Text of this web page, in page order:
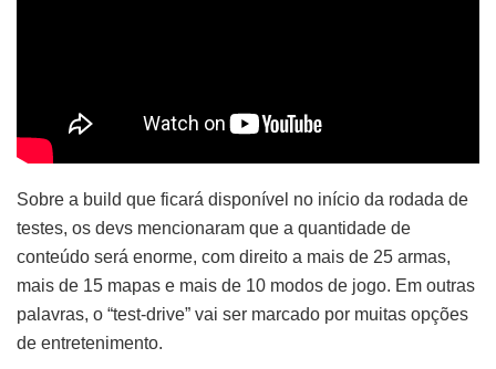
Sobre a build que ficará disponível no início da rodada de
testes, os devs mencionaram que a quantidade de
conteúdo será enorme, com direito a mais de 25 armas,
mais de 15 mapas e mais de 10 modos de jogo. Em outras
palavras, o “test-drive” vai ser marcado por muitas opções
de entretenimento.